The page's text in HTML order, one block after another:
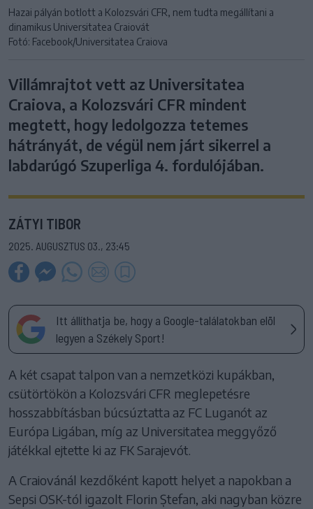
Hazai pályán botlott a Kolozsvári CFR, nem tudta megállítani a
dinamikus Universitatea Craiovát
Fotó: Facebook/Universitatea Craiova
Villámrajtot vett az Universitatea
Craiova, a Kolozsvári CFR mindent
megtett, hogy ledolgozza tetemes
hátrányát, de végül nem járt sikerrel a
labdarúgó Szuperliga 4. fordulójában.
ZÁTYI TIBOR
2025. AUGUSZTUS 03., 23:45
Itt állíthatja be, hogy a Google-találatokban elöl
legyen a Székely Sport!
A két csapat talpon van a nemzetközi kupákban,
csütörtökön a Kolozsvári CFR meglepetésre
hosszabbításban búcsúztatta az FC Luganót az
Európa Ligában, míg az Universitatea meggyőző
játékkal ejtette ki az FK Sarajevót.
A Craiovánál kezdőként kapott helyet a napokban a
Sepsi OSK-tól igazolt Florin Ștefan, aki nagyban közre